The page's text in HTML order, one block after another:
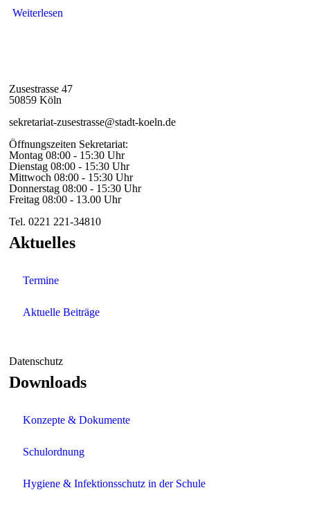
Weiterlesen
Zusestrasse 47
50859 Köln
sekretariat-zusestrasse@stadt-koeln.de
Öffnungszeiten Sekretariat:
Montag 08:00 - 15:30 Uhr
Dienstag 08:00 - 15:30 Uhr
Mittwoch 08:00 - 15:30 Uhr
Donnerstag 08:00 - 15:30 Uhr
Freitag 08:00 - 13.00 Uhr
Tel. 0221 221-34810
Aktuelles
Termine
Aktuelle Beiträge
Datenschutz
Downloads
Konzepte & Dokumente
Schulordnung
Hygiene & Infektionsschutz in der Schule